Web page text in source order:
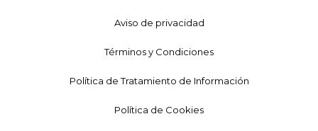
Aviso de privacidad
Términos y Condiciones
Política de Tratamiento de Información
Política de Cookies